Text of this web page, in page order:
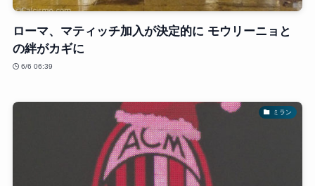
ローマ、マティッチ加入が決定的に モウリーニョと
の絆がカギに
6/6 06:39
ミラン